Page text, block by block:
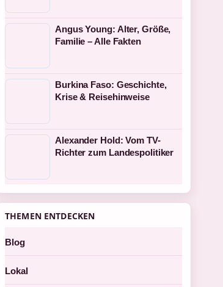
Angus Young: Alter, Größe,
Familie – Alle Fakten
Burkina Faso: Geschichte,
Krise & Reisehinweise
Alexander Hold: Vom TV-
Richter zum Landespolitiker
THEMEN ENTDECKEN
Blog
Lokal